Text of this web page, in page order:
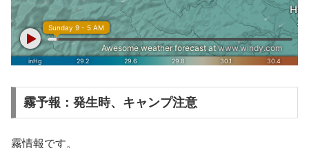
霧予報：発生時、キャンプ注意
霧情報です。